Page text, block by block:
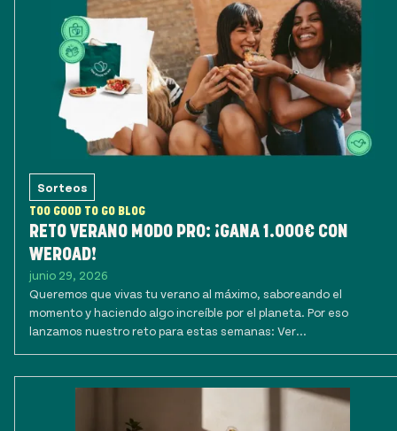
Sorteos
TOO GOOD TO GO BLOG
RETO VERANO MODO PRO: ¡GANA 1.000€ CON
WEROAD!
junio 29, 2026
Queremos que vivas tu verano al máximo, saboreando el
momento y haciendo algo increíble por el planeta. Por eso
lanzamos nuestro reto para estas semanas: Ver...